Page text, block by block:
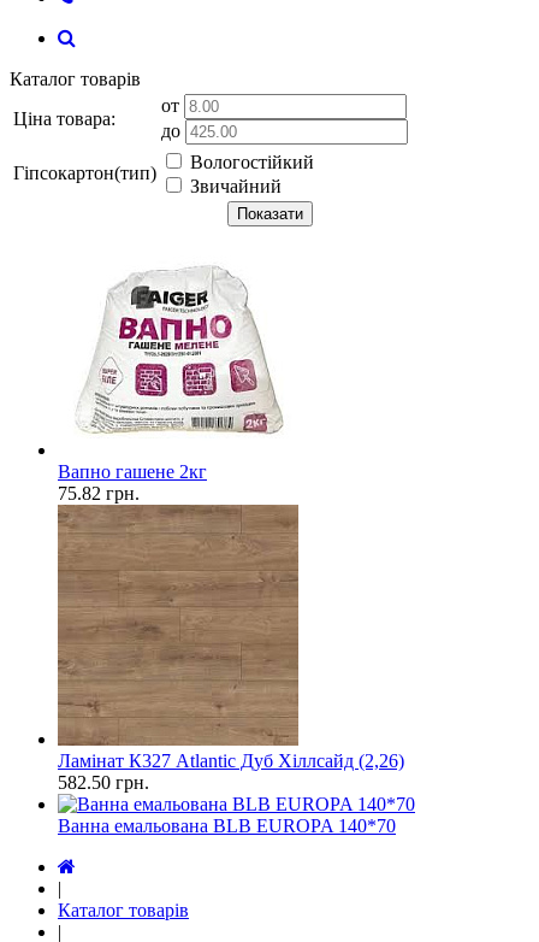
Каталог товарів
Ціна товара:
от
до
Гіпсокартон(тип)
Вологостійкий
Звичайний
Показати
Вапно гашене 2кг
75.82 грн.
Ламінат К327 Atlantic Дуб Хіллсайд (2,26)
582.50 грн.
Ванна емальована BLB EUROPA 140*70
|
Каталог товарів
|